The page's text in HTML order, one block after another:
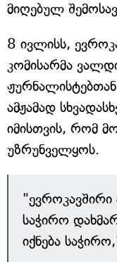
მიღებულ
8 ივლისს,
კომისარმა
ამჟამად
იმისთვის, რომ
უზრუნველყოს.
"ევროკავშირი
საჭირო
იქნება